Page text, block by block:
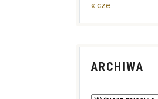
« cze
ARCHIWA